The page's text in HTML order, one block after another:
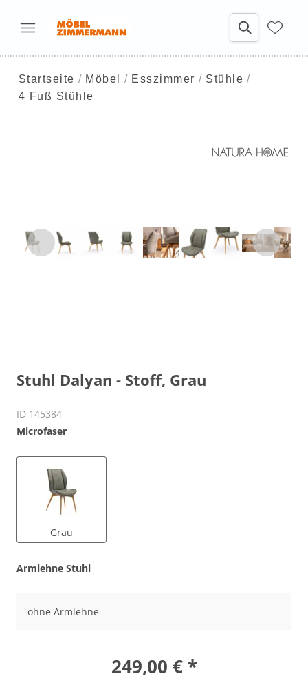
Startseite Möbel Esszimmer
Stühle
4 Fuß Stühle
Stuhl Dalyan - Stoff, Grau
ID 145384
Microfaser
Grau
Armlehne Stuhl
ohne Armlehne
249,00 € *